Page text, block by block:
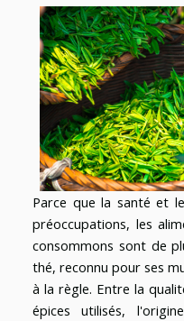
Parce que la santé et
préoccupations, les
consommons sont de
thé, reconnu pour ses
à la règle. Entre la
épices utilisés,